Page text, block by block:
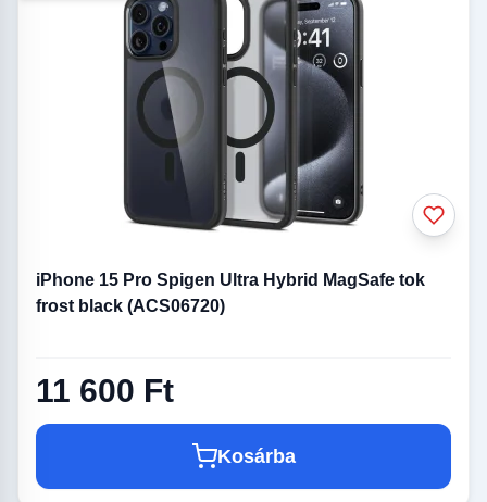
iPhone 15 Pro Spigen Ultra Hybrid MagSafe tok
frost black (ACS06720)
11 600 Ft
Kosárba